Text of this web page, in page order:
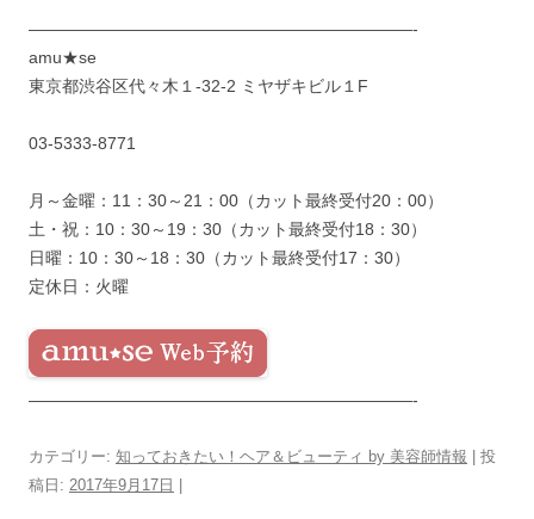
———————————————————————-
amu★se
東京都渋谷区代々木１-32-2 ミヤザキビル１F
03-5333-8771
月～金曜：11：30～21：00（カット最終受付20：00）
土・祝：10：30～19：30（カット最終受付18：30）
日曜：10：30～18：30（カット最終受付17：30）
定休日：火曜
———————————————————————-
カテゴリー: 知っておきたい！ヘア＆ビューティ by 美容師情報 | 投
稿日: 2017年9月17日 |